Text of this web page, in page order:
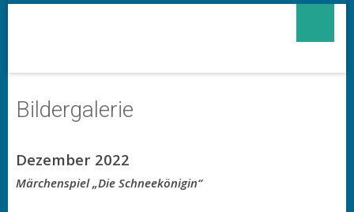
Bildergalerie
Dezember 2022
Märchenspiel „Die Schneekönigin“